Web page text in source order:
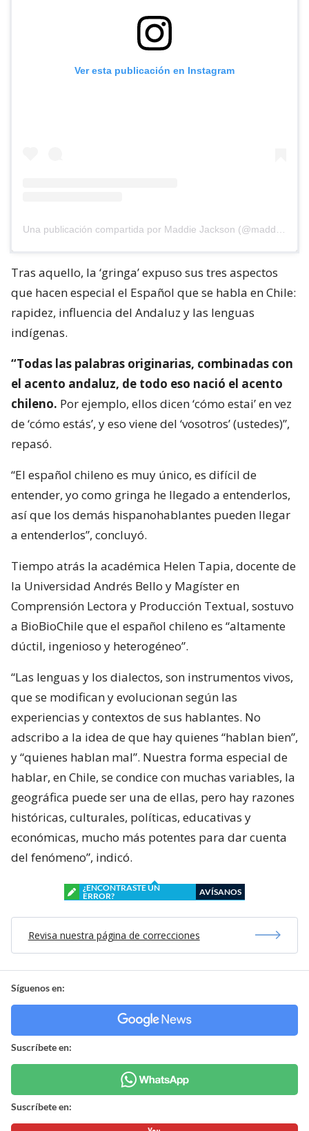
Ver esta publicación en Instagram
Tras aquello, la ‘gringa’ expuso sus tres aspectos
que hacen especial el Español que se habla en Chile:
rapidez, influencia del Andaluz y las lenguas
indígenas.
“Todas las palabras originarias, combinadas con
el acento andaluz, de todo eso nació el acento
chileno. Por ejemplo, ellos dicen ‘cómo estai’ en vez
de ‘cómo estás’, y eso viene del ‘vosotros’ (ustedes)”,
repasó.
“El español chileno es muy único, es difícil de
entender, yo como gringa he llegado a entenderlos,
así que los demás hispanohablantes pueden llegar
a entenderlos”, concluyó.
Tiempo atrás la académica Helen Tapia, docente de
la Universidad Andrés Bello y Magíster en
Comprensión Lectora y Producción Textual, sostuvo
a BioBioChile que el español chileno es “altamente
dúctil, ingenioso y heterogéneo”.
“Las lenguas y los dialectos, son instrumentos vivos,
que se modifican y evolucionan según las
experiencias y contextos de sus hablantes. No
adscribo a la idea de que hay quienes “hablan bien”,
y “quienes hablan mal”. Nuestra forma especial de
hablar, en Chile, se condice con muchas variables, la
geográfica puede ser una de ellas, pero hay razones
históricas, culturales, políticas, educativas y
económicas, mucho más potentes para dar cuenta
del fenómeno”, indicó.
¿ENCONTRASTE UN
ERROR?
AVÍSANOS
Revisa nuestra página de correcciones
Síguenos en:
Suscríbete en:
Suscríbete en: